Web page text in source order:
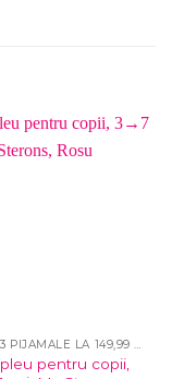
OFERTA 3 PIJAMALE LA 149,99 LEI
pentru copii,